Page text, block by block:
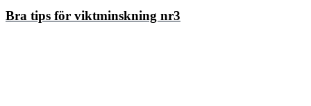
Bra tips för viktminskning nr3